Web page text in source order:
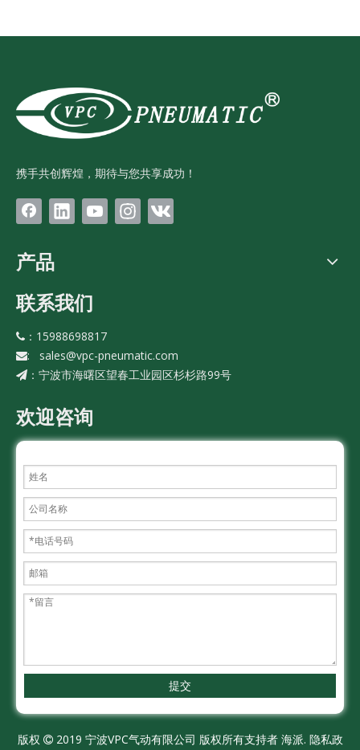
携手共创辉煌，期待与您共享成功！
产品
联系我们
 ：15988698817
: sales@vpc-pneumatic.com
： 宁波市海曙区望春工业园区杉杉路99号
欢迎咨询
提交
版权 2019 宁波VPC气动有限公司 版权所有支持者海派. 隐私政